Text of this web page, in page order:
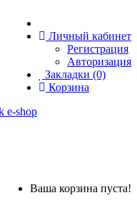
Личный кабинет
Регистрация
Авторизация
Закладки (0)
Корзина
Ваша корзина пуста!